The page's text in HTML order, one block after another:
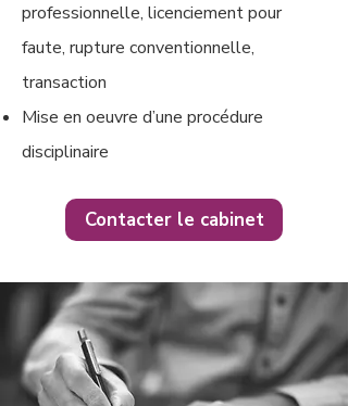
professionnelle, licenciement pour
faute, rupture conventionnelle,
transaction
Mise en oeuvre d’une procédure
disciplinaire
Contacter le cabinet